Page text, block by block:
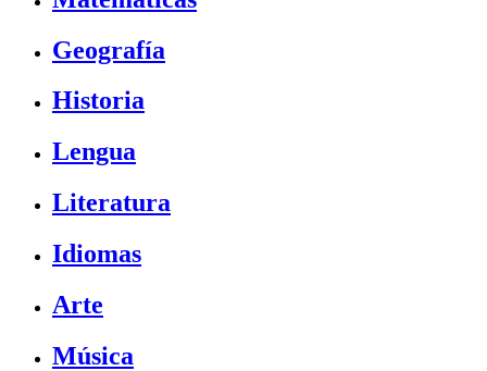
Geografía
Historia
Lengua
Literatura
Idiomas
Arte
Música